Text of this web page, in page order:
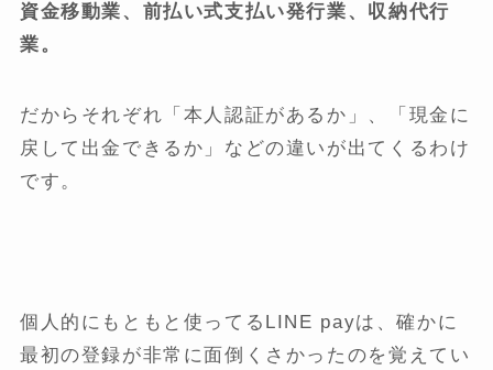
資金移動業、前払い式支払い発行業、収納代行
業。
だからそれぞれ「本人認証があるか」、「現金に
戻して出金できるか」などの違いが出てくるわけ
です。
個人的にもともと使ってるLINE payは、確かに
最初の登録が非常に面倒くさかったのを覚えてい